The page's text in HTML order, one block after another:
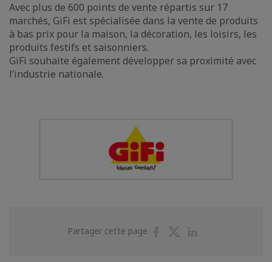
Avec plus de 600 points de vente répartis sur 17
marchés, GiFi est spécialisée dans la vente de produits
à bas prix pour la maison, la décoration, les loisirs, les
produits festifs et saisonniers.
GiFi souhaite également développer sa proximité avec
l’industrie nationale.
Partager cette page
PartagerPartager